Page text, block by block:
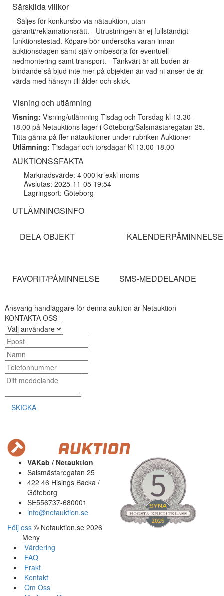
Särskilda villkor
- Säljes för konkursbo via nätauktion, utan
garanti/reklamationsrätt. - Utrustningen är ej fullständigt
funktionstestad. Köpare bör undersöka varan innan
auktionsdagen samt själv ombesörja för eventuell
nedmontering samt transport. - Tänkvärt är att buden är
bindande så bjud inte mer på objekten än vad ni anser de är
värda med hänsyn till ålder och skick.
Visning och utlämning
Visning: Visning/utlämning Tisdag och Torsdag kl 13.30 -
18.00 på Netauktions lager i Göteborg/Salsmästaregatan 25.
Titta gärna på fler nätauktioner under rubriken Auktioner
Utlämning: Tisdagar och torsdagar Kl 13.00-18.00
AUKTIONSSFAKTA
Marknadsvärde: 4 000 kr exkl moms
Avslutas: 2025-11-05 19:54
Lagringsort: Göteborg
UTLÄMNINGSINFO
DELA OBJEKT KALENDERPÅMINNELSE
FAVORIT/PÅMINNELSE SMS-MEDDELANDE
Ansvarig handläggare för denna auktion är Netauktion
KONTAKTA OSS
SKICKA
VAKab / Netauktion
Salsmästaregatan 25
422 46 Hisings Backa /
Göteborg
SE556737-680001
info@netauktion.se
Följ oss © Netauktion.se 2026
Meny
Värdering
FAQ
Frakt
Kontakt
Om Oss